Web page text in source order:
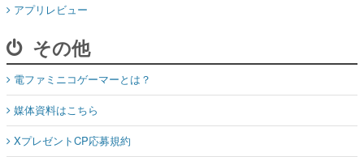
アプリレビュー
その他
電ファミニコゲーマーとは？
媒体資料はこちら
XプレゼントCP応募規約